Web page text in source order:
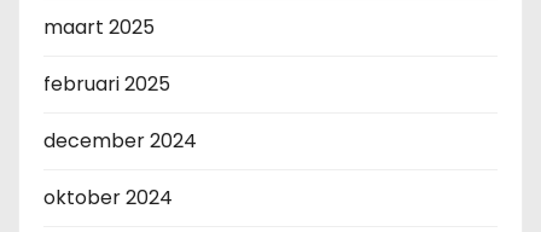
maart 2025
februari 2025
december 2024
oktober 2024